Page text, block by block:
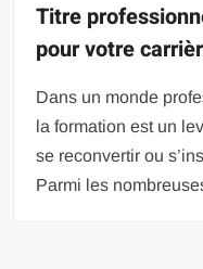
Titre
pour votre
Dans un monde
la formation est un
se reconvertir ou
Parmi les